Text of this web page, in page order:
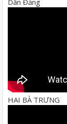
HAI BÀ TRƯNG